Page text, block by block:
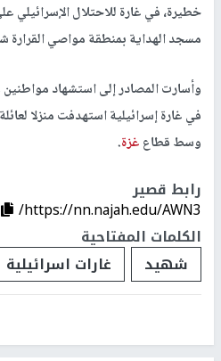
خطيرة، في غارة للاحتلال
مسجد الهداية بمنطقة مواصي
وأسارت المصادر إلى استشهاد
في غارة إسرائيلية استهدفت منزلا
وسط قطاعغزة.
رابط قصير
https://nn.najah.edu/AWN3/
الكلمات المفتاحية
شهيد
غارات اسرائيلية